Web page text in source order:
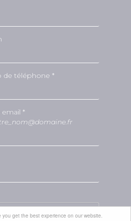
get the best experience on our website.
de téléphone *
email *